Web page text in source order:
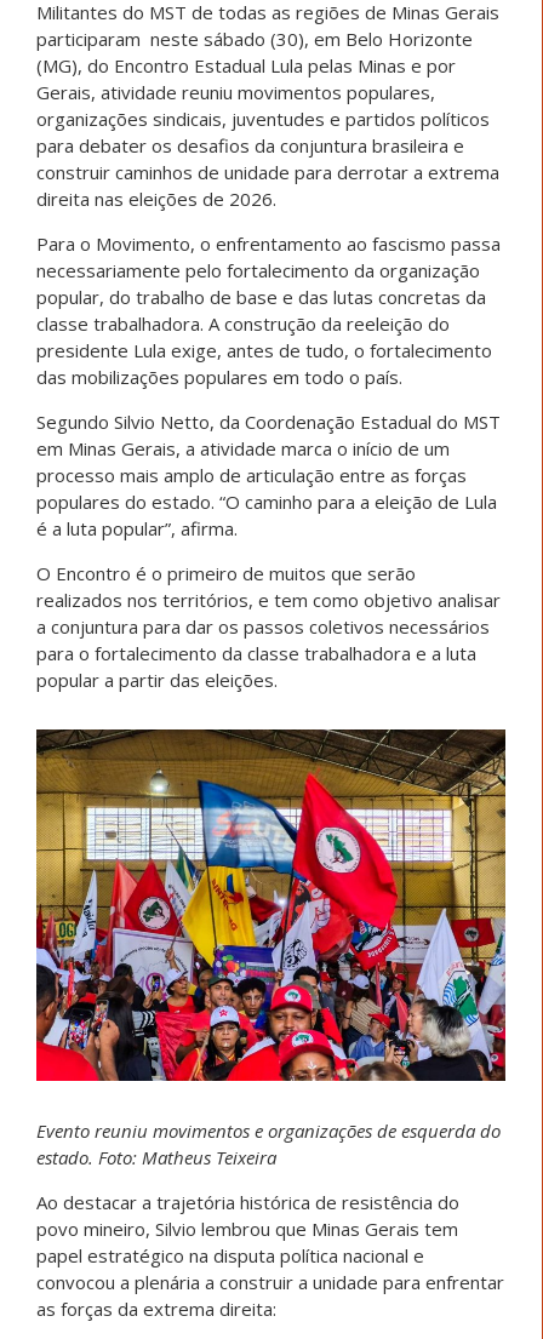
Militantes do MST de todas as regiões de Minas Gerais
participaram neste sábado (30), em Belo Horizonte
(MG), do Encontro Estadual Lula pelas Minas e por
Gerais, atividade reuniu movimentos populares,
organizações sindicais, juventudes e partidos políticos
para debater os desafios da conjuntura brasileira e
construir caminhos de unidade para derrotar a extrema
direita nas eleições de 2026.
Para o Movimento, o enfrentamento ao fascismo passa
necessariamente pelo fortalecimento da organização
popular, do trabalho de base e das lutas concretas da
classe trabalhadora. A construção da reeleição do
presidente Lula exige, antes de tudo, o fortalecimento
das mobilizações populares em todo o país.
Segundo Silvio Netto, da Coordenação Estadual do MST
em Minas Gerais, a atividade marca o início de um
processo mais amplo de articulação entre as forças
populares do estado. “O caminho para a eleição de Lula
é a luta popular”, afirma.
O Encontro é o primeiro de muitos que serão
realizados nos territórios, e tem como objetivo analisar
a conjuntura para dar os passos coletivos necessários
para o fortalecimento da classe trabalhadora e a luta
popular a partir das eleições.
Evento reuniu movimentos e organizações de esquerda do
estado. Foto: Matheus Teixeira
Ao destacar a trajetória histórica de resistência do
povo mineiro, Silvio lembrou que Minas Gerais tem
papel estratégico na disputa política nacional e
convocou a plenária a construir a unidade para enfrentar
as forças da extrema direita: